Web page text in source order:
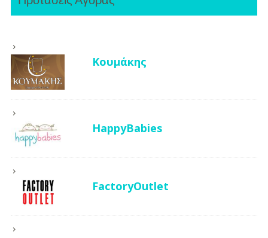
Κουμάκης
HappyBabies
FactoryOutlet